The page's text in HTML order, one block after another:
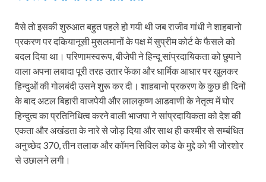
वैसे तो इसकी शुरुआत बहुत पहले हो गयी थी जब राजीव गांधी ने शाहबानो
प्रकरण पर दकियानूसी मुसलमानों के पक्ष में सुप्रीम कोर्ट के फैसले को
बदल दिया था। परिणामस्वरूप, बीजेपी ने हिन्दू सांप्रदायिकता को छुपाने
वाला अपना लबादा पूरी तरह उतार फेंका और धार्मिक आधार पर खुलकर
हिन्दुओं की गोलबंदी उसने शुरू कर दी। शाहबानो प्रकरण के कुछ ही दिनों
के बाद अटल बिहारी वाजपेयी और लालकृष्ण आडवाणी के नेतृत्व में घोर
हिन्दुत्व का प्रतिनिधित्व करने वाली भाजपा ने सांप्रदायिकता को देश की
एकता और अखंडता के नारे से जोड़ दिया और साथ ही कश्मीर से सम्‍बंधित
अनुच्‍छेद 370, तीन तलाक और कॉमन सिविल कोड के मुद्दे को भी जोरशोर
से उछालने लगी।